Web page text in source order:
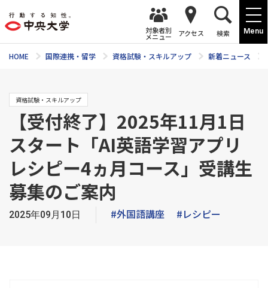
Menu
対象者別
メニュー アクセス 検索
HOME 国際連携・留学 資格試験・スキルアップ 新着ニュース
資格試験・スキルアップ
【受付終了】2025年11月1日
スタート「AI英語学習アプリ
レシピー4ヵ月コース」受講生
募集のご案内
2025年09月10日 #外国語講座 #レシピー